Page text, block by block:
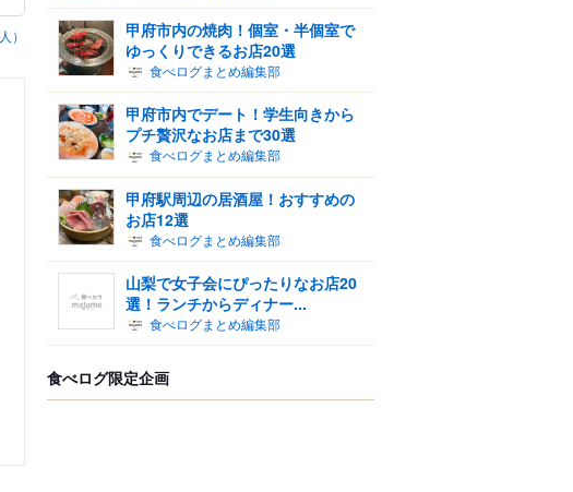
人）
甲府市内の焼肉！個室・半個室で
ゆっくりできるお店20選
食べログまとめ編集部
甲府市内でデート！学生向きから
プチ贅沢なお店まで30選
食べログまとめ編集部
甲府駅周辺の居酒屋！おすすめの
お店12選
食べログまとめ編集部
山梨で女子会にぴったりなお店20
選！ランチからディナー...
食べログまとめ編集部
食べログ限定企画